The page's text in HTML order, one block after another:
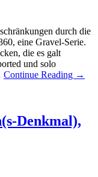
durch die
eine Gravel-Serie.
die es galt
und solo
Continue Reading →
Denkmal),